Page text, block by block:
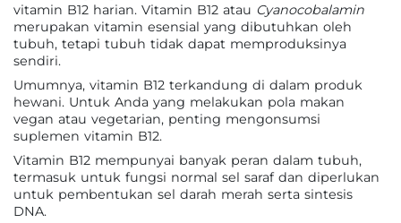
vitamin B12 harian. Vitamin B12 atau Cyanocobalamin
merupakan vitamin esensial yang dibutuhkan oleh
tubuh, tetapi tubuh tidak dapat memproduksinya
sendiri.
Umumnya, vitamin B12 terkandung di dalam produk
hewani. Untuk Anda yang melakukan pola makan
vegan atau vegetarian, penting mengonsumsi
suplemen vitamin B12.
Vitamin B12 mempunyai banyak peran dalam tubuh,
termasuk untuk fungsi normal sel saraf dan diperlukan
untuk pembentukan sel darah merah serta sintesis
DNA.